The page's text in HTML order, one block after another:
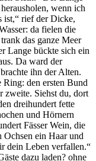
wenn ich
ist,“ rief der Dicke,
da fielen die
das ganze Meer
Lange bückte sich ein
Da ward der
ihn der Alten.
Ring: den ersten Bund
zweite. Siehst du, dort
dreihundert fette
und Hörnern
Fässer Wein, die
ein Haar und
dein Leben verfallen.“
dazu laden? ohne